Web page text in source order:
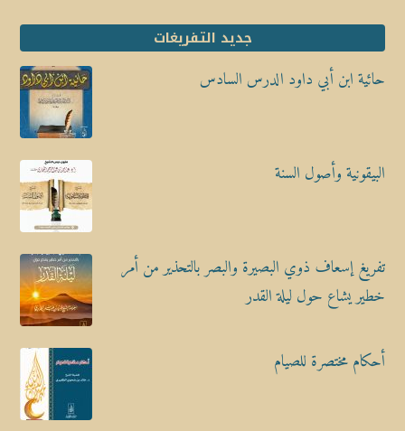
جديد التفريغات
حائية ابن أبي داود الدرس السادس
البيقونية وأصول السنة
تفريغ إسعاف ذوي البصيرة والبصر بالتحذير من أمر
خطير يشاع حول ليلة القدر
أحكام مختصرة للصيام